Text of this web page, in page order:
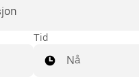
Tid
Nå